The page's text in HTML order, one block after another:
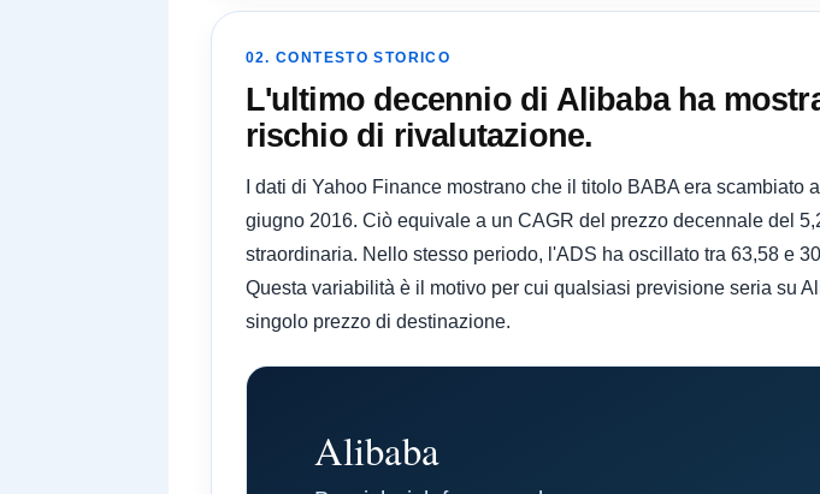
02. CONTESTO STORICO
L'ultimo decennio di Alibaba ha
rischio di rivalutazione.
I dati di Yahoo Finance mostrano che il titolo BABA era
giugno 2016. Ciò equivale a un CAGR del prezzo decennale del
straordinaria. Nello stesso periodo, l'ADS ha oscillato tra 63,58 e
Questa variabilità è il motivo per cui qualsiasi previsione seria su
singolo prezzo di destinazione.